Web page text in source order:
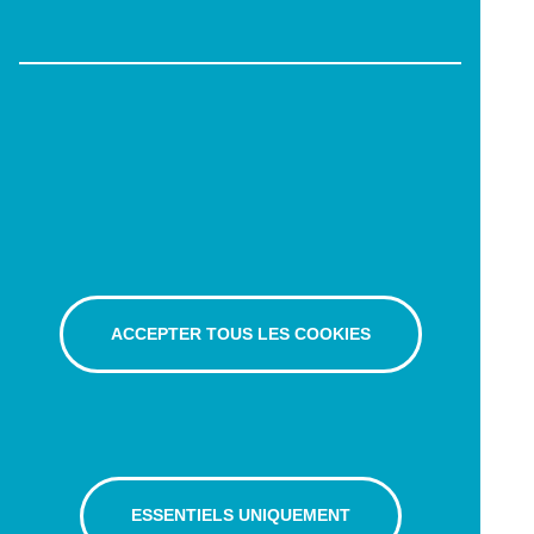
ACCEPTER TOUS LES COOKIES
ESSENTIELS UNIQUEMENT